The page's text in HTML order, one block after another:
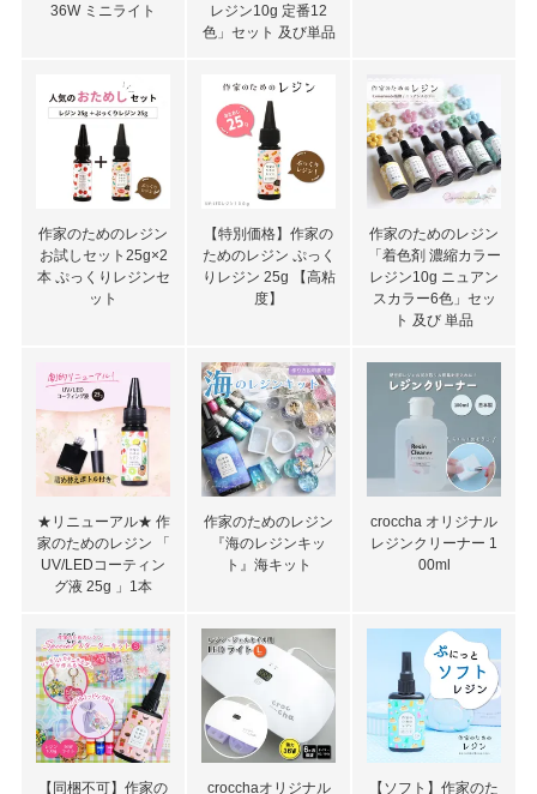
36W ミニライト
レジン10g 定番12
色」セット 及び単品
作家のためのレジン
お試しセット25g×2
本 ぷっくりレジンセ
ット
【特別価格】作家の
ためのレジン ぷっく
りレジン 25g 【高粘
度】
作家のためのレジン
「着色剤 濃縮カラー
レジン10g ニュアン
スカラー6色」セッ
ト 及び 単品
★リニューアル★ 作
家のためのレジン 「
UV/LEDコーティン
グ液 25g 」1本
作家のためのレジン
『海のレジンキッ
ト』海キット
croccha オリジナル
レジンクリーナー 1
00ml
【同梱不可】作家の crocchaオリジナル 【ソフト】作家のた